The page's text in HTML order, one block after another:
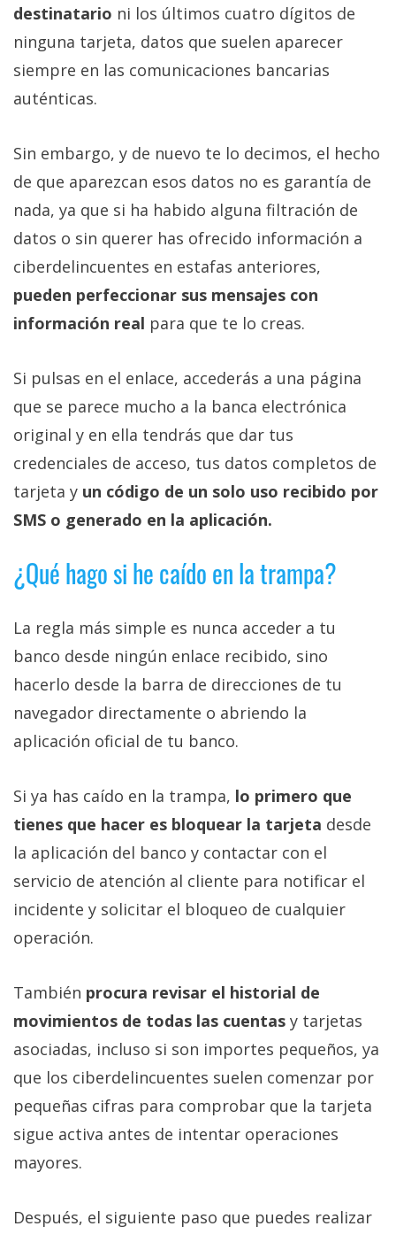
destinatario ni los últimos cuatro dígitos de
ninguna tarjeta, datos que suelen aparecer
siempre en las comunicaciones bancarias
auténticas.
Sin embargo, y de nuevo te lo decimos, el hecho
de que aparezcan esos datos no es garantía de
nada, ya que si ha habido alguna filtración de
datos o sin querer has ofrecido información a
ciberdelincuentes en estafas anteriores,
pueden perfeccionar sus mensajes con
información real para que te lo creas.
Si pulsas en el enlace, accederás a una página
que se parece mucho a la banca electrónica
original y en ella tendrás que dar tus
credenciales de acceso, tus datos completos de
tarjeta y un código de un solo uso recibido por
SMS o generado en la aplicación.
¿Qué hago si he caído en la trampa?
La regla más simple es nunca acceder a tu
banco desde ningún enlace recibido, sino
hacerlo desde la barra de direcciones de tu
navegador directamente o abriendo la
aplicación oficial de tu banco.
Si ya has caído en la trampa, lo primero que
tienes que hacer es bloquear la tarjeta desde
la aplicación del banco y contactar con el
servicio de atención al cliente para notificar el
incidente y solicitar el bloqueo de cualquier
operación.
También procura revisar el historial de
movimientos de todas las cuentas y tarjetas
asociadas, incluso si son importes pequeños, ya
que los ciberdelincuentes suelen comenzar por
pequeñas cifras para comprobar que la tarjeta
sigue activa antes de intentar operaciones
mayores.
Después, el siguiente paso que puedes realizar